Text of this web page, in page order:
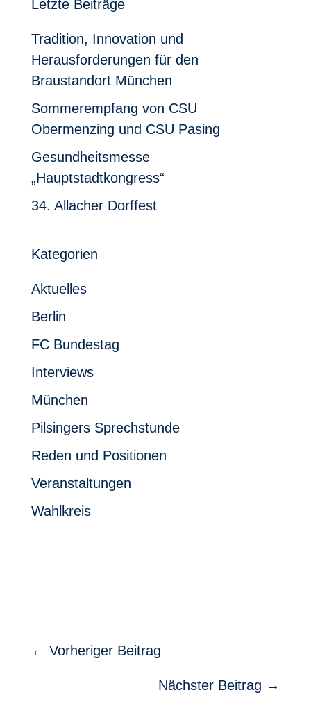
Letzte Beiträge
Tradition, Innovation und
Herausforderungen für den
Braustandort München
Sommerempfang von CSU
Obermenzing und CSU Pasing
Gesundheitsmesse
„Hauptstadtkongress“
34. Allacher Dorffest
Kategorien
Aktuelles
Berlin
FC Bundestag
Interviews
München
Pilsingers Sprechstunde
Reden und Positionen
Veranstaltungen
Wahlkreis
← Vorheriger Beitrag
Nächster Beitrag →